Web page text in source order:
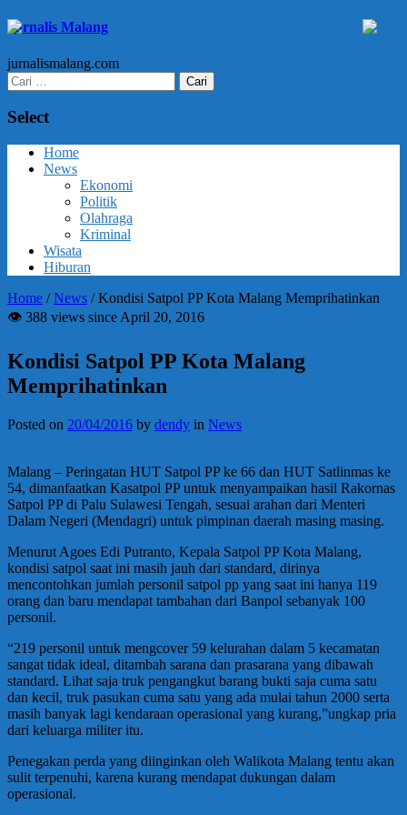
Jurnalis Malang
jurnalismalang.com
Cari
untuk:
Select
Home
News
Ekonomi
Politik
Olahraga
Kriminal
Wisata
Hiburan
Home /News /Kondisi Satpol PP Kota Malang Memprihatinkan
👁 388 views since April 20, 2016
Kondisi Satpol PP Kota Malang
Memprihatinkan
Posted on 20/04/2016 by dendy in News
Malang – Peringatan HUT Satpol PP ke 66 dan HUT Satlinmas ke
54, dimanfaatkan Kasatpol PP untuk menyampaikan hasil Rakornas
Satpol PP di Palu Sulawesi Tengah, sesuai arahan dari Menteri
Dalam Negeri (Mendagri) untuk pimpinan daerah masing masing.
Menurut Agoes Edi Putranto, Kepala Satpol PP Kota Malang,
kondisi satpol saat ini masih jauh dari standard, dirinya
mencontohkan jumlah personil satpol pp yang saat ini hanya 119
orang dan baru mendapat tambahan dari Banpol sebanyak 100
personil.
“219 personil untuk mengcover 59 kelurahan dalam 5 kecamatan
sangat tidak ideal, ditambah sarana dan prasarana yang dibawah
standard. Lihat saja truk pengangkut barang bukti saja cuma satu
dan kecil, truk pasukan cuma satu yang ada mulai tahun 2000 serta
masih banyak lagi kendaraan operasional yang kurang,”ungkap pria
dari keluarga militer itu.
Penegakan perda yang diinginkan oleh Walikota Malang tentu akan
sulit terpenuhi, karena kurang mendapat dukungan dalam
operasional.